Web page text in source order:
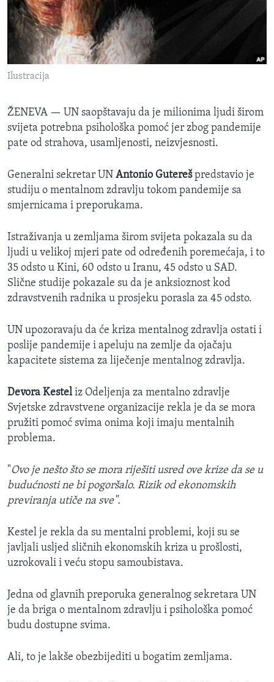
MAGAZIN
O GLASU AMERIKE
Learning English
Ilustracija
ŽENEVA — UN saopštavaju da je milionima ljudi širom
svijeta potrebna psihološka pomoć jer zbog pandemije
pate od strahova, usamljenosti, neizvjesnosti.
Generalni sekretar UN Antonio Guterešpredstavio je
studiju o mentalnom zdravlju tokom pandemije sa
smjernicama i preporukama.
Istraživanja u zemljama širom svijeta pokazala su da
ljudi u velikoj mjeri pate od određenih poremećaja, i to
35 odsto u Kini, 60 odsto u Iranu, 45 odsto u SAD.
Slične studije pokazale su da je anksioznost kod
zdravstvenih radnika u prosjeku porasla za 45 odsto.
UN upozoravaju da će kriza mentalnog zdravlja ostati i
poslije pandemije i apeluju na zemlje da ojačaju
kapacitete sistema za liječenje mentalnog zdravlja.
Devora Kesteliz Odeljenja za mentalno zdravlje
Svjetske zdravstvene organizacije rekla je da se mora
pružiti pomoć svima onima koji imaju mentalnih
problema.
"Ovo je nešto što se mora riješiti usred ove krize da se u
budućnosti ne bi pogoršalo. Rizik od ekonomskih
previranja utiče na sve".
Kestel je rekla da su mentalni problemi, koji su se
javljali usljed sličnih ekonomskih kriza u prošlosti,
uzrokovali i veću stopu samoubistava.
Jedna od glavnih preporuka generalnog sekretara UN
je da briga o mentalnom zdravlju i psihološka pomoć
budu dostupne svima.
Ali, to je lakše obezbijediti u bogatim zemljama.